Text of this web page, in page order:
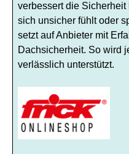
verbessert die
sich unsicher fühlt oder
setzt auf Anbieter mit
Dachsicherheit. So wird
verlässlich unterstützt.